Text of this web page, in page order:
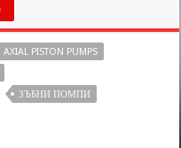
AXIAL PISTON PUMPS
ЗЪБНИ ПОМПИ